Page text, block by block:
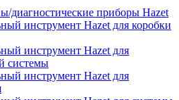
диагностические приборы Hazet
инструмент Hazet для коробки
инструмент Hazet для
системы
инструмент Hazet для